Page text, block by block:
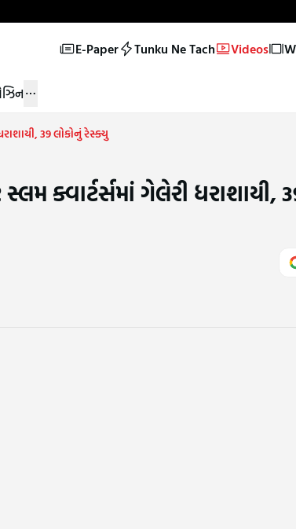
E-Paper Tunku Ne Tach Videos
39 લોકોનું રેસ્ક્યુ
ક્વાર્ટર્સમાં ગેલેરી ધરાશાયી,